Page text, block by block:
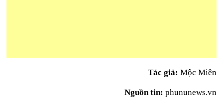
Tác giả: Mộc Miên
Nguồn tin: phununews.vn